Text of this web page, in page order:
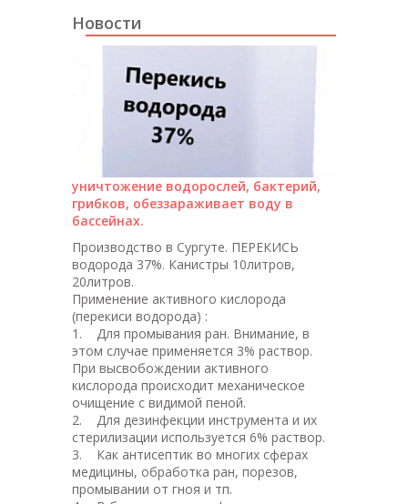
Новости
уничтожение водорослей, бактерий,
грибков, обеззараживает воду в
бассейнах.
Производство в Сургуте. ПЕРЕКИСЬ
водорода 37%. Канистры 10литров,
20литров.
Применение активного кислорода
(перекиси водорода) :
1. Для промывания ран. Внимание, в
этом случае применяется 3% раствор.
При высвобождении активного
кислорода происходит механическое
очищение с видимой пеной.
2. Для дезинфекции инструмента и их
стерилизации используется 6% раствор.
3. Как антисептик во многих сферах
медицины, обработка ран, порезов,
промывании от гноя и тп.